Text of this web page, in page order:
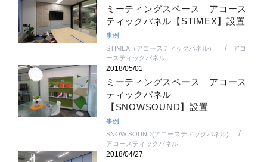
ミーティングスペース アコース
ティックパネル【STIMEX】設置
事例
STIMEX（アコースティックパネル）
アコ
ースティックパネル
2018/05/01
ミーティングスペース アコース
ティックパネル
【SNOWSOUND】設置
事例
SNOW SOUND(アコースティックパネル)
アコースティックパネル
2018/04/27